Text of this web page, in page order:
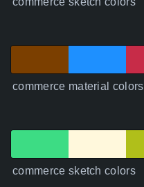
commerce material colors
commerce sketch colors